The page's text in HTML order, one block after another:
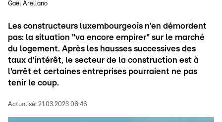
Gaël Arellano
Les constructeurs luxembourgeois n'en démordent
pas: la situation "va encore empirer" sur le marché
du logement. Après les hausses successives des
taux d'intérêt, le secteur de la construction est à
l'arrêt et certaines entreprises pourraient ne pas
tenir le coup.
Actualisé: 21.03.2023 06:46